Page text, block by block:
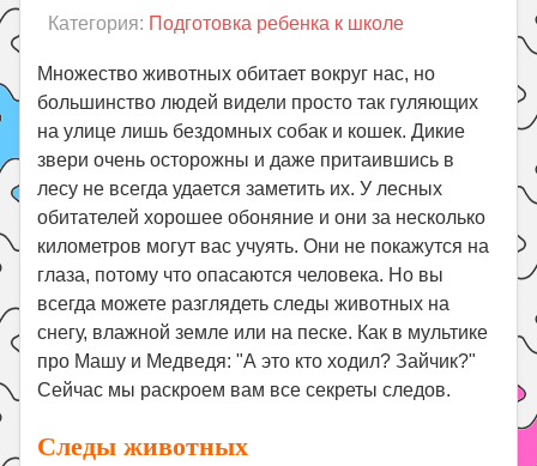
Подготовка к школе
Праздники
Психология
Летом!
Поиск
Категория: Подготовка ребенка к школе
Множество животных обитает вокруг нас, но
большинство людей видели просто так гуляющих
на улице лишь бездомных собак и кошек. Дикие
звери очень осторожны и даже притаившись в
лесу не всегда удается заметить их. У лесных
обитателей хорошее обоняние и они за несколько
километров могут вас учуять. Они не покажутся на
глаза, потому что опасаются человека. Но вы
всегда можете разглядеть следы животных на
снегу, влажной земле или на песке. Как в мультике
про Машу и Медведя: "А это кто ходил? Зайчик?"
Сейчас мы раскроем вам все секреты следов.
Следы животных